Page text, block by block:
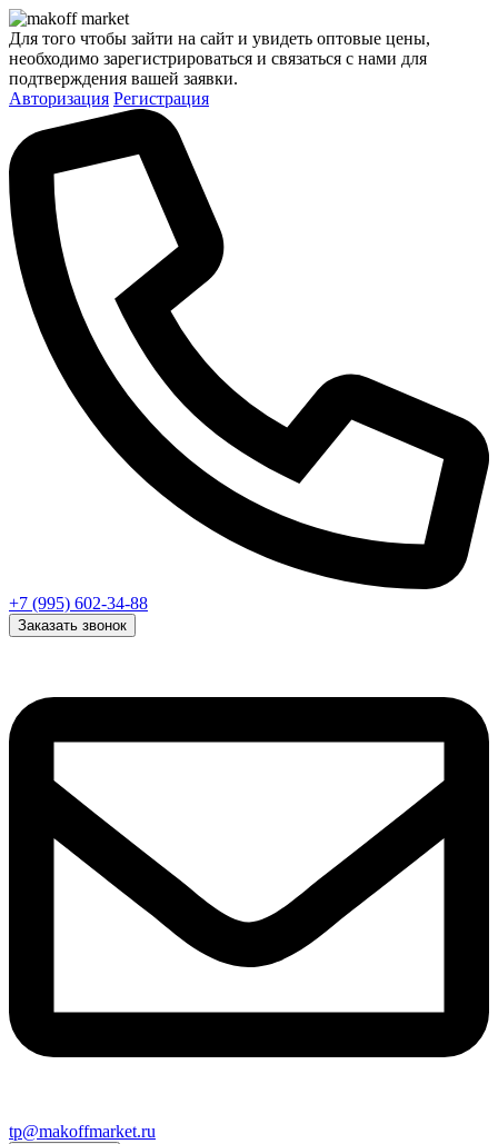
Для того чтобы зайти на сайт и увидеть оптовые цены,
необходимо зарегистрироваться и связаться с нами для
подтверждения вашей заявки.
Авторизация Регистрация
+7 (995) 602-34-88
Заказать звонок
tp@makoffmarket.ru